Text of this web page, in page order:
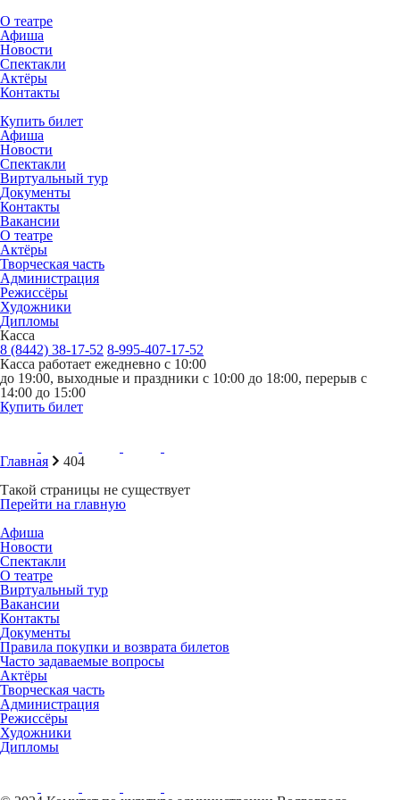
О театре
Афиша
Новости
Спектакли
Актёры
Контакты
Купить билет
Афиша
Новости
Спектакли
Виртуальный тур
Документы
Контакты
Вакансии
О театре
Актёры
Творческая часть
Администрация
Режиссёры
Художники
Дипломы
Касса
8 (8442) 38-17-52 8-995-407-17-52
Касса работает ежедневно с 10:00
до 19:00, выходные и праздники с 10:00 до 18:00, перерыв с
14:00 до 15:00
Купить билет
Главная
404
Такой страницы не существует
Перейти на главную
Афиша
Новости
Спектакли
О театре
Виртуальный тур
Вакансии
Контакты
Документы
Правила покупки и возврата билетов
Часто задаваемые вопросы
Актёры
Творческая часть
Администрация
Режиссёры
Художники
Дипломы